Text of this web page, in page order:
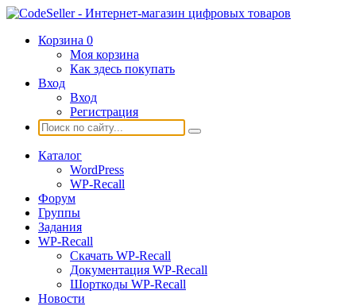
Корзина 0
Моя корзина
Как здесь покупать
Вход
Вход
Регистрация
Каталог
WordPress
WP-Recall
Форум
Группы
Задания
WP-Recall
Скачать WP-Recall
Документация WP-Recall
Шорткоды WP-Recall
Новости